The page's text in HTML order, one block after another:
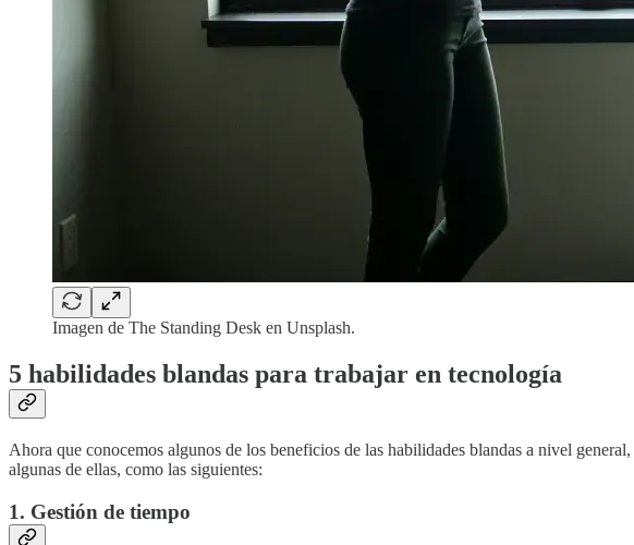
Imagen de The Standing Desk en Unsplash.
5 habilidades blandas para trabajar en tecnología
Ahora que conocemos algunos de los beneficios de las habilidades blandas a nivel
algunas de ellas, como las siguientes:
1. Gestión de tiempo